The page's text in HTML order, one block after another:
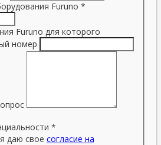
Furuno *
Furuno для которого
номер
*
даю свое согласие на